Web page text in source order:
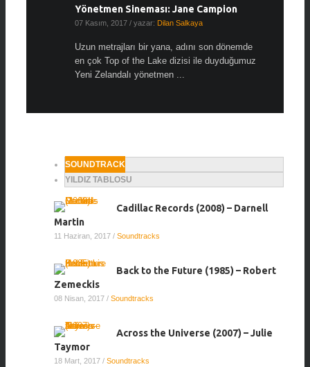
Yönetmen Sineması: Jane Campion
07 Kasım, 2017 / yazar: Dilan Salkaya
Uzun metrajları bir yana, adını son dönemde
en çok Top of the Lake dizisi ile duyduğumuz
Yeni Zelandalı yönetmen ...
SOUNDTRACK
YILDIZ TABLOSU
Cadillac Records (2008) – Darnell
Martin
11 Haziran, 2017 / Soundtracks
Back to the Future (1985) – Robert
Zemeckis
08 Nisan, 2017 / Soundtracks
Across the Universe (2007) – Julie
Taymor
18 Mart, 2017 / Soundtracks